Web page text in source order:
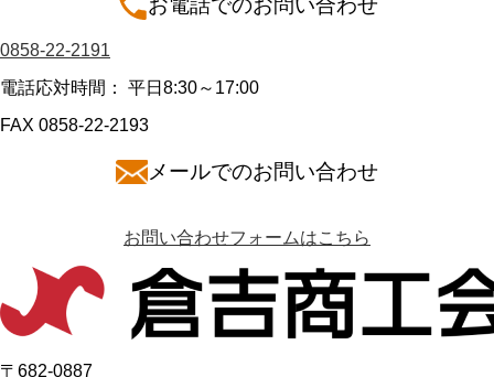
0858-22-2191
電話応対時間： 平日8:30～17:00
FAX 0858-22-2193
メールでのお問い合わせ
お問い合わせフォームはこちら
〒682-0887